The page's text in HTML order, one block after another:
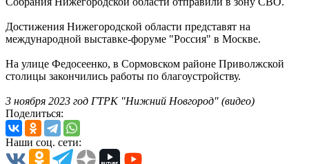
Достижения Нижегородской области представят на
международной выставке-форуме "Россия" в Москве.
На улице Федосеенко, в Сормовском районе Приволжской
столицы закончились работы по благоустройству.
3 ноября 2023 год ГТРК "Нижний Новгород" (видео)
Поделиться:
Наши соц. сети: